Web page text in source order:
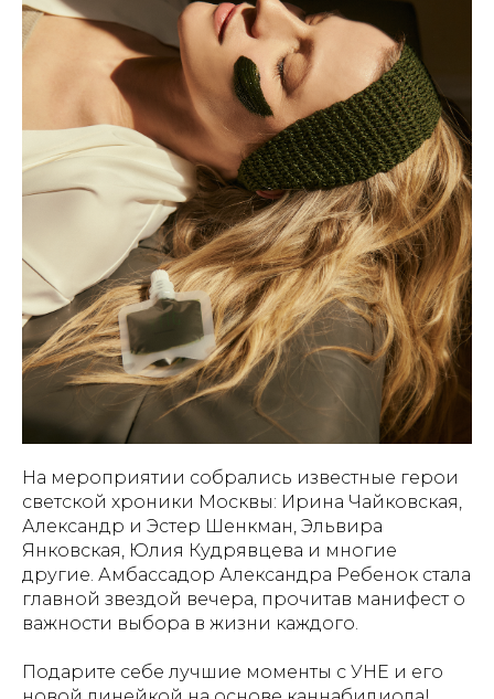
На мероприятии собрались известные герои
светской хроники Москвы: Ирина Чайковская,
Александр и Эстер Шенкман, Эльвира
Янковская, Юлия Кудрявцева и многие
другие. Амбассадор Александра Ребенок стала
главной звездой вечера, прочитав манифест о
важности выбора в жизни каждого.
Подарите себе лучшие моменты с УНЕ и его